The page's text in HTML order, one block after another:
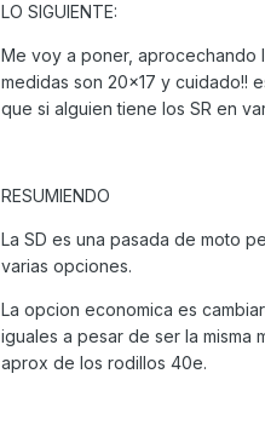
LO SIGUIENTE:
Me voy a poner, aprocechando
medidas son 20x17 y cuidado!!
que si alguien tiene los SR en
RESUMIENDO
La SD es una pasada de moto
varias opciones.
La opcion economica es
iguales a pesar de ser la misma
aprox de los rodillos 40e.